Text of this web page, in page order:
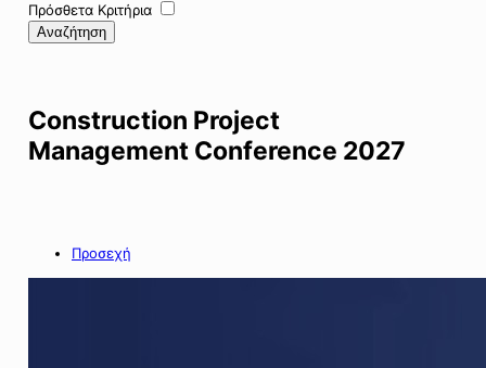
Πρόσθετα Κριτήρια
Αναζήτηση
Construction Project
Management Conference 2027
Προσεχή